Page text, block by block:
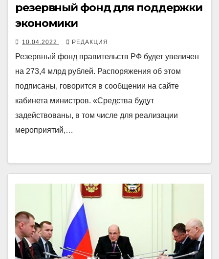
резервный фонд для поддержки
экономики
10.04.2022 РЕДАКЦИЯ
Резервный фонд правительств РФ будет увеличен
на 273,4 млрд рублей. Распоряжения об этом
подписаны, говорится в сообщении на сайте
кабинета министров. «Средства будут
задействованы, в том числе для реализации
мероприятий,…